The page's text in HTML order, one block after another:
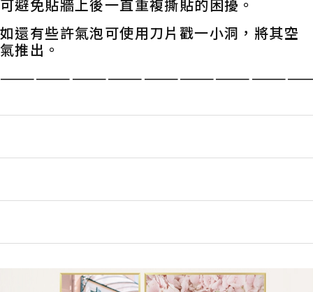
可避免貼牆上後一直重複撕貼的困擾。
如還有些許氣泡可使用刀片戳一小洞，將其空
氣推出。